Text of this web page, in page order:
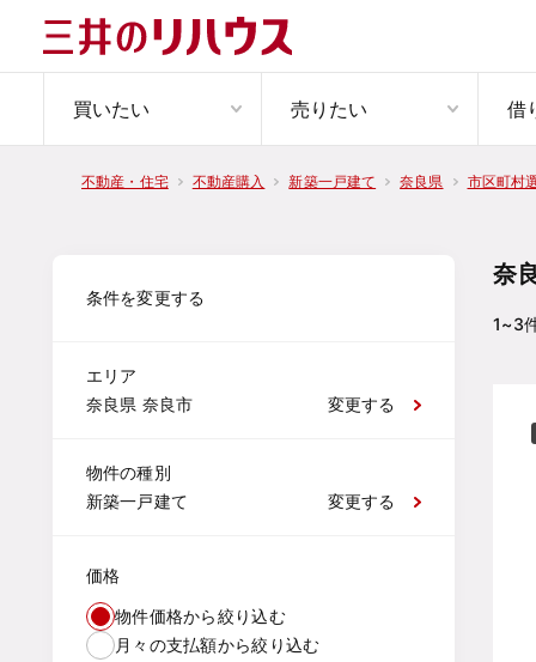
買いたい 売りたい 借
不動産・住宅 不動産購入 新築一戸建て 奈良県 市区町村
条件を変更する
エリア
奈良県 奈良市
変更する
物件の種別
新築一戸建て
変更する
価格
物件価格から絞り込む
月々の支払額から絞り込む
奈
1~3